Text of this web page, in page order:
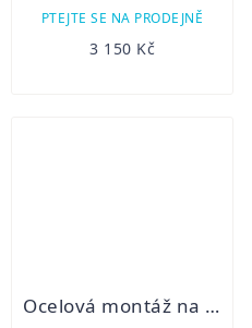
PTEJTE SE NA PRODEJNĚ
3 150 Kč
Ocelová montáž na Weaver pro HIKMICRO Thunder, Panther a Cheetah